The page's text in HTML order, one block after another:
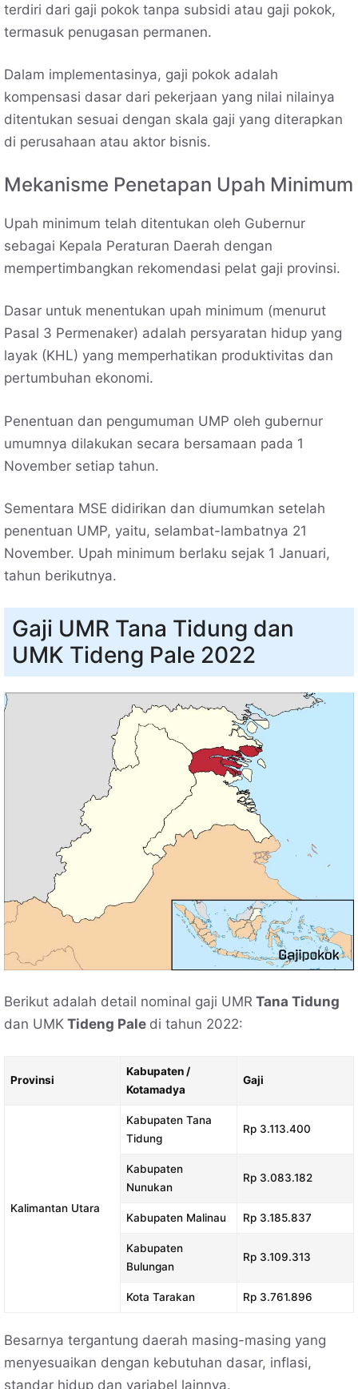
terdiri dari gaji pokok tanpa subsidi atau gaji pokok,
termasuk penugasan permanen.
Dalam implementasinya, gaji pokok adalah
kompensasi dasar dari pekerjaan yang nilai nilainya
ditentukan sesuai dengan skala gaji yang diterapkan
di perusahaan atau aktor bisnis.
Mekanisme Penetapan Upah Minimum
Upah minimum telah ditentukan oleh Gubernur
sebagai Kepala Peraturan Daerah dengan
mempertimbangkan rekomendasi pelat gaji provinsi.
Dasar untuk menentukan upah minimum (menurut
Pasal 3 Permenaker) adalah persyaratan hidup yang
layak (KHL) yang memperhatikan produktivitas dan
pertumbuhan ekonomi.
Penentuan dan pengumuman UMP oleh gubernur
umumnya dilakukan secara bersamaan pada 1
November setiap tahun.
Sementara MSE didirikan dan diumumkan setelah
penentuan UMP, yaitu, selambat-lambatnya 21
November. Upah minimum berlaku sejak 1 Januari,
tahun berikutnya.
Gaji UMR Tana Tidung dan
UMK Tideng Pale 2022
Berikut adalah detail nominal gaji UMR Tana Tidung
dan UMK Tideng Pale di tahun 2022:
Provinsi
Kabupaten /
Kotamadya
Gaji
Kalimantan Utara
Kabupaten Tana
Tidung
Rp 3.113.400
Kabupaten
Nunukan
Rp 3.083.182
Kabupaten Malinau Rp 3.185.837
Kabupaten
Bulungan
Rp 3.109.313
Kota Tarakan Rp 3.761.896
Besarnya tergantung daerah masing-masing yang
menyesuaikan dengan kebutuhan dasar, inflasi,
standar hidup dan variabel lainnya.